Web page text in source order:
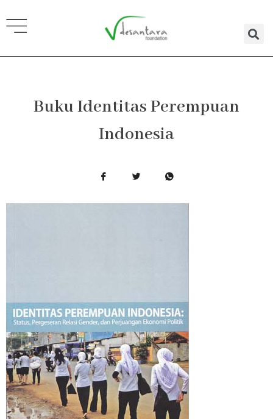
ke
konten
Buku Identitas Perempuan
Indonesia